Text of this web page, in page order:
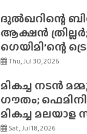
ദുൽഖറിന്റെ
ആക്ഷൻ
ഗെയിമി’ന്റെ
Thu, Jul 30, 2026
മികച്ച നടൻ
ഗൗതം;
മികച്ച മലയാള
Sat, Jul 18, 2026